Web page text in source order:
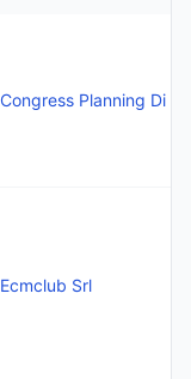
Ecmclub Srl